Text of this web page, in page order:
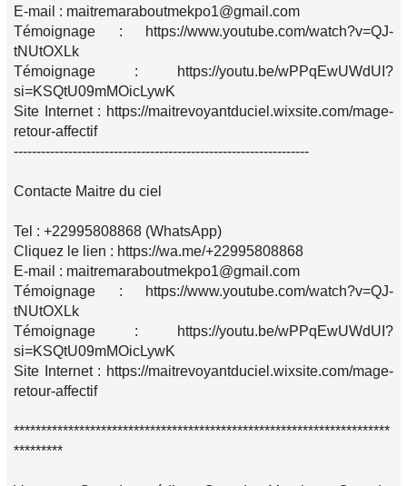
E-mail : maitremaraboutmekpo1@gmail.com
Témoignage : https://www.youtube.com/watch?v=QJ-
tNUtOXLk
Témoignage : https://youtu.be/wPPqEwUWdUI?
si=KSQtU09mMOicLywK
Site Internet : https://maitrevoyantduciel.wixsite.com/mage-
retour-affectif
-----------------------------------------------------------------
Contacte Maitre du ciel
Tel : +22995808868 (WhatsApp)
Cliquez le lien : https://wa.me/+22995808868
E-mail : maitremaraboutmekpo1@gmail.com
Témoignage : https://www.youtube.com/watch?v=QJ-
tNUtOXLk
Témoignage : https://youtu.be/wPPqEwUWdUI?
si=KSQtU09mMOicLywK
Site Internet : https://maitrevoyantduciel.wixsite.com/mage-
retour-affectif
*********************************************************************
*********